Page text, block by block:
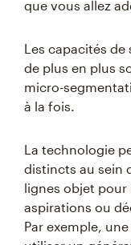
que vous allez
Les capacités de
de plus en plus
micro-
à la fois.
La technologie
distincts au sein
lignes objet pour
aspirations ou
Par exemple,